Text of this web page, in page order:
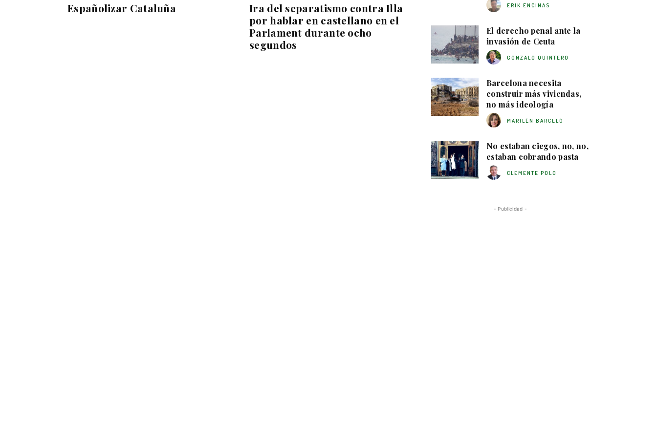
Españolizar Cataluña
Ira del separatismo contra Illa
por hablar en castellano en el
Parlament durante ocho
segundos
ERIK ENCINAS
El derecho penal ante la
invasión de Ceuta
GONZALO QUINTERO
Barcelona necesita
construir más viviendas,
no más ideología
MARILÉN BARCELÓ
No estaban ciegos, no, no,
estaban cobrando pasta
CLEMENTE POLO
- Publicidad -